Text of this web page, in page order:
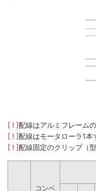
[ ! ]配線はアルミフレーム
[ ! ]配線はモータローラ1
[ ! ]配線固定のクリップ（
コンベ